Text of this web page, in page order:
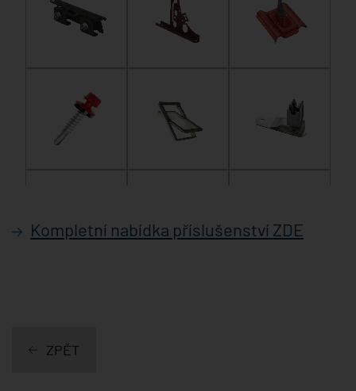
Kompletní nabídka příslušenství ZDE
ZPĚT